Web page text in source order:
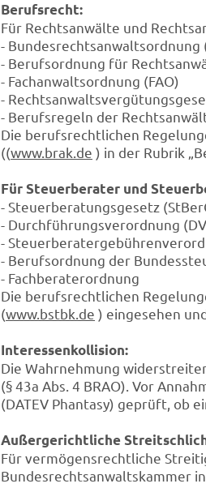
Berufsrecht:
Für Rechtsanwälte und
- Bundesrechtsanwaltsordnung
- Berufsordnung für
- Fachanwaltsordnung (FAO)
-
- Berufsregeln der
Die berufsrechtlichen
((www.brak.de ) in der Rubrik
Für Steuerberater und
- Steuerberatungsgesetz
- Durchführungsverordnung
-
- Berufsordnung der
- Fachberaterordnung
Die berufsrechtlichen
(www.bstbk.de ) eingesehen
Interessenkollision:
Die Wahrnehmung
(§ 43a Abs. 4 BRAO). Vor
(DATEV Phantasy) geprüft, ob
Außergerichtliche
Für vermögensrechtliche
Bundesrechtsanwaltskammer